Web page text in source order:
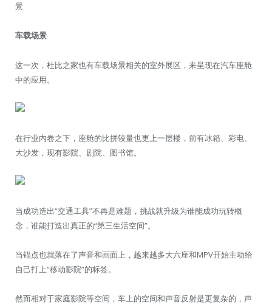
景
车载场景
这一次，杜比之家也有车载场景相关的室外展区，来呈现在汽车座舱
中的应用。
在行业内卷之下，座舱的比拼较量也更上一层楼，前有冰箱、彩电、
大沙发，现有影院、剧院、图书馆。
当成功造出“交通工具”不再是难题，挑战就升级为谁能成功玩转概
念，谁能打造出真正的“第三生活空间”。
当锚点也就落在了声音和画面上，越来越多大六座和MPV开始主动给
自己打上“移动影院”的标签。
然而相对于家庭影院等空间，车上的空间和声音反射是更复杂的，声